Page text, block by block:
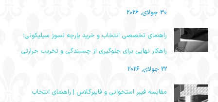
30 جولای, 2026
راهنمای تخصصی انتخاب و خرید پارچه نسوز سیلیکونی؛
راهکار نهایی برای جلوگیری از چسبندگی و تخریب حرارتی
22 جولای, 2026
مقایسه فیبر استخوانی و فایبرگلاس | راهنمای انتخاب